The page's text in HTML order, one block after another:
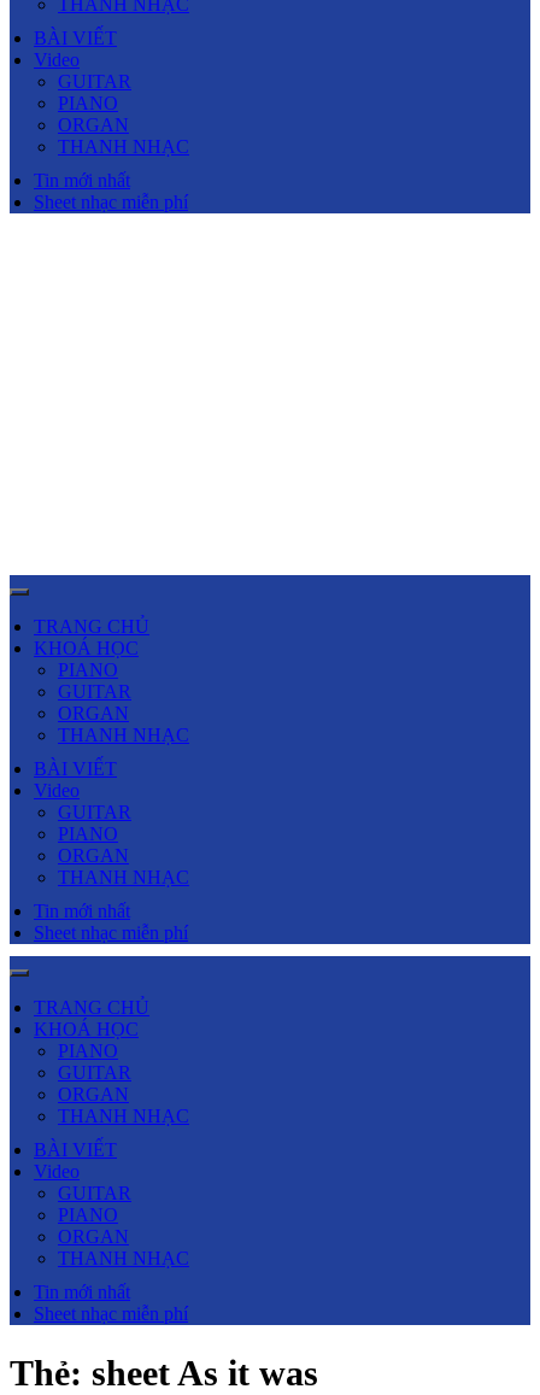
THANH NHẠC
BÀI VIẾT
Video
GUITAR
PIANO
ORGAN
THANH NHẠC
Tin mới nhất
Sheet nhạc miễn phí
TRANG CHỦ
KHOÁ HỌC
PIANO
GUITAR
ORGAN
THANH NHẠC
BÀI VIẾT
Video
GUITAR
PIANO
ORGAN
THANH NHẠC
Tin mới nhất
Sheet nhạc miễn phí
TRANG CHỦ
KHOÁ HỌC
PIANO
GUITAR
ORGAN
THANH NHẠC
BÀI VIẾT
Video
GUITAR
PIANO
ORGAN
THANH NHẠC
Tin mới nhất
Sheet nhạc miễn phí
Thẻ: sheet As it was